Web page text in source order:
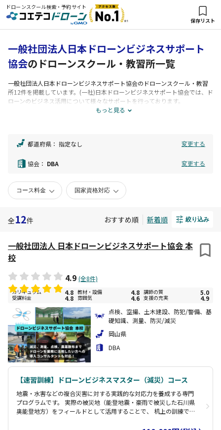
ドローンスクール検索・予約サイト
保存リスト
一般社団法人日本ドローンビジネスサポート
協会のドローンスクール・教習所一覧
一般社団法人日本ドローンビジネスサポート協会のドローンスクール・教習
所12件を掲載しています。(一社)日本ドローンビジネスサポート協会では、ド
ローンのビジネス活用について様々なサポートを行っております。
ドローンをビジネスで活用するためには飛行技術に加えて様々なスキル・ノ
もっと見る
都道府県： 指定なし 変更する
協会： DBA 変更する
コース料金 国家資格対応
全12件 おすすめ順 新着順 絞り込み
一般社団法人 日本ドローンビジネスサポート協会 本
校
4.9 (全8件)
カリキュラム 4.8 教材・設備 4.8 講師の質 5.0
受講料金 4.8 雰囲気 4.6 支援の充実
4.9
点検、空撮、土木建設、防犯/警備、基
礎知識、測量、防災/減災
岡山県
DBA
【速習訓練】ドローンビジネスマスター（減災）コース
地震・水害などの複合災害に対する実践的な対応力を養成する専門
プログラムです。 実際の被災地（能登地震・豪雨で被災した石川県
奥能登地方）をフィールドとして活用することで、 机上の訓練では